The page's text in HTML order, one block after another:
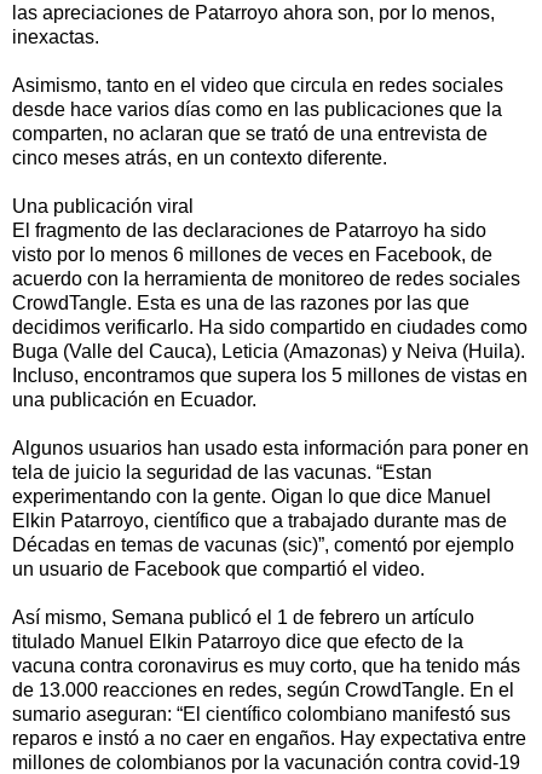
las apreciaciones de Patarroyo ahora son, por lo menos,
inexactas.
Asimismo, tanto en el video que circula en redes sociales
desde hace varios días como en las publicaciones que la
comparten, no aclaran que se trató de una entrevista de
cinco meses atrás, en un contexto diferente.
Una publicación viral
El fragmento de las declaraciones de Patarroyo ha sido
visto por lo menos 6 millones de veces en Facebook, de
acuerdo con la herramienta de monitoreo de redes sociales
CrowdTangle. Esta es una de las razones por las que
decidimos verificarlo. Ha sido compartido en ciudades como
Buga (Valle del Cauca), Leticia (Amazonas) y Neiva (Huila).
Incluso, encontramos que supera los 5 millones de vistas en
una publicación en Ecuador.
Algunos usuarios han usado esta información para poner en
tela de juicio la seguridad de las vacunas. “Estan
experimentando con la gente. Oigan lo que dice Manuel
Elkin Patarroyo, científico que a trabajado durante mas de
Décadas en temas de vacunas (sic)”, comentó por ejemplo
un usuario de Facebook que compartió el video.
Así mismo, Semana publicó el 1 de febrero un artículo
titulado Manuel Elkin Patarroyo dice que efecto de la
vacuna contra coronavirus es muy corto, que ha tenido más
de 13.000 reacciones en redes, según CrowdTangle. En el
sumario aseguran: “El científico colombiano manifestó sus
reparos e instó a no caer en engaños. Hay expectativa entre
millones de colombianos por la vacunación contra covid-19